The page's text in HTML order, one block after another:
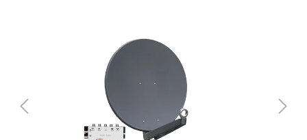
Bildergalerie überspringen